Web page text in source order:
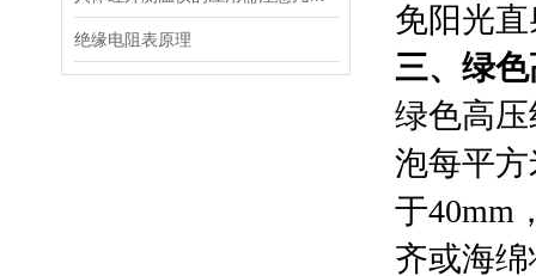
绝缘电阻表原理
免阳光
三、绿
绿色高
泡每平
于40mm
齐或海